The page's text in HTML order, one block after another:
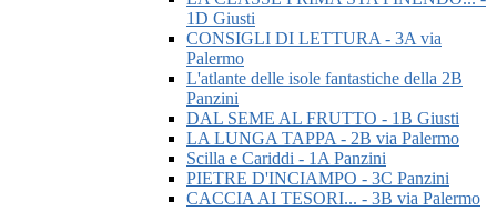
1D Giusti
CONSIGLI DI LETTURA - 3A via
Palermo
L'atlante delle isole fantastiche della 2B
Panzini
DAL SEME AL FRUTTO - 1B Giusti
LA LUNGA TAPPA - 2B via Palermo
Scilla e Cariddi - 1A Panzini
PIETRE D'INCIAMPO - 3C Panzini
CACCIA AI TESORI... - 3B via Palermo